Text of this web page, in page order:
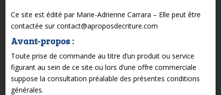
Ce site est édité par Marie-Adrienne Carrara – Elle peut être
contactée sur contact@aproposdecriture.com
Avant-propos :
Toute prise de commande au titre d’un produit ou service
figurant au sein de ce site ou lors d’une offre commerciale
suppose la consultation préalable des présentes conditions
générales.